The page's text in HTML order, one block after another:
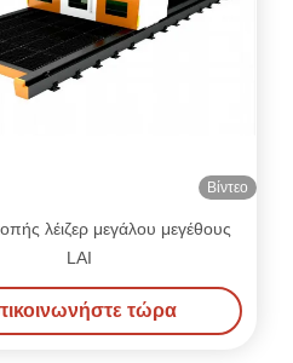
Βίντεο
λέιζερ μεγάλου μεγέθους
LAI
τώρα